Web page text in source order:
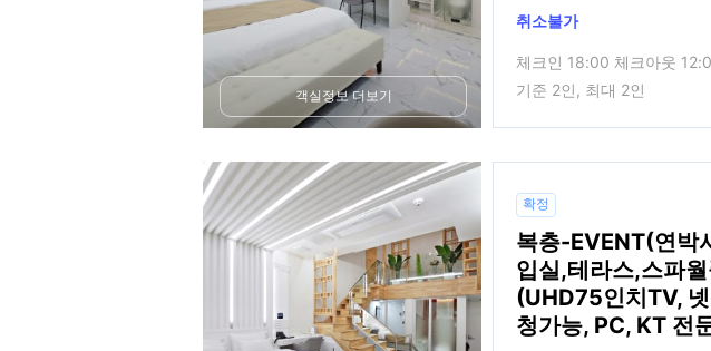
객실정보 더보기
취소불가
체크인 18:00 체크아웃
기준 2인, 최대 2인
확정
복층-EVENT(연박
입실,테라스,스파
(UHD75인치TV,
청가능, PC, KT 전